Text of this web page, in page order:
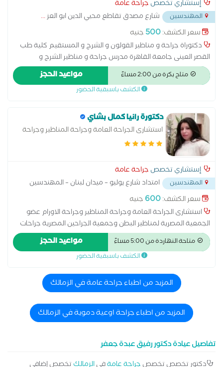
إستشاري تخصص جراحة عامة
المهندسين شارع مصدق تقاطع محيي الدين ابو العز...
سعر الكشف:500 جنيه
دكتوراة جراحة و مناظير القولون و الشرج و المستقيم كلية طب
القصر العينى جامعة القاهرة مدرس جراحة و مناظير الشرج و
المستقيم كلية طب القصر العينى كلية طب القصر العينى جامعة
القاهرة عضو الجمعية المصرية للجراحة العامة و جراحات المناظير
متاح بكرة من 2:00 مساءً مواعيد الحجز
الكشف باسبقية الحضور
دكتورة رانيا كمال بشاي
استشارى الجراحة العامة وجراحة المناظير وجراحة
الاورام
إستشاري تخصص جراحة عامة
المهندسين
امتداد شارع يوليو – ميدان لبنان – المهندسين
سعر الكشف:600 جنيه
استشارى الجراحة العامة وجراحة المناظير وجراحة الاورام عضو
الجمعية المصرية لمناظير البطن وجمعية الجراحين المصرية جراحات
السمنة واورام الثدى وجراحات الشرج وعلاج القدم السكرى وجراحات
الغدة الدرقية والغدد اللعابية واصلاح الفتق الاربى والسرى والجراحى
واستئصال المرارة والزائدة الدودية بالمنظار الجراحى
متاحة النهاردة من 5:00 مساءً مواعيد الحجز
الكشف باسبقية الحضور
المزيد من اطباء جراحة عامة في الزمالك
المزيد من اطباء جراحة اوعية دموية في الزمالك
تفاصيل عيادة دكتور رفيق عبدة جعفر